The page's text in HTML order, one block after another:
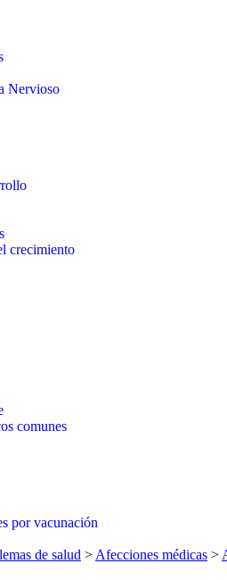
Nervioso
crecimiento
comunes
por vacunación
de salud > Afecciones médicas >